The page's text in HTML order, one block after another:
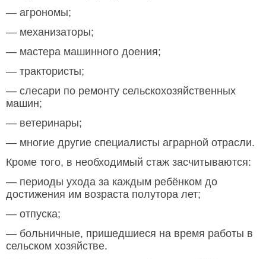
— агрономы;
— механизаторы;
— мастера машинного доения;
— трактористы;
— слесари по ремонту сельскохозяйственных
машин;
— ветеринары;
— многие другие специалисты аграрной отрасли.
Кроме того, в необходимый стаж засчитываются:
— периоды ухода за каждым ребёнком до
достижения им возраста полутора лет;
— отпуска;
— больничные, пришедшиеся на время работы в
сельском хозяйстве.